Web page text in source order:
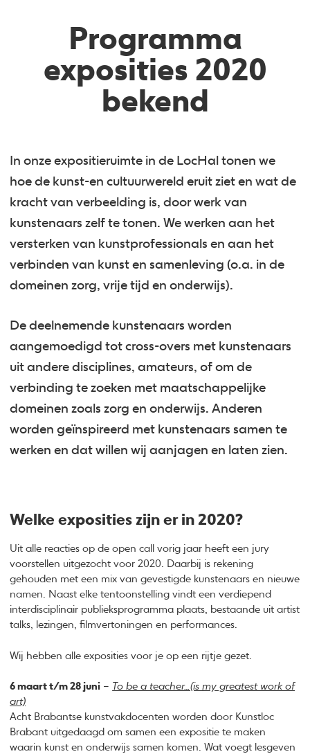
Programma
exposities 2020
bekend
In onze expositieruimte in de LocHal tonen we
hoe de kunst-en cultuurwereld eruit ziet en wat de
kracht van verbeelding is, door werk van
kunstenaars zelf te tonen. We werken aan het
versterken van kunstprofessionals en aan het
verbinden van kunst en samenleving (o.a. in de
domeinen zorg, vrije tijd en onderwijs).
De deelnemende kunstenaars worden
aangemoedigd tot cross-overs met kunstenaars
uit andere disciplines, amateurs, of om de
verbinding te zoeken met maatschappelijke
domeinen zoals zorg en onderwijs. Anderen
worden geïnspireerd met kunstenaars samen te
werken en dat willen wij aanjagen en laten zien.
Welke exposities zijn er in 2020?
Uit alle reacties op de open call vorig jaar heeft een jury
voorstellen uitgezocht voor 2020. Daarbij is rekening
gehouden met een mix van gevestigde kunstenaars en nieuwe
namen. Naast elke tentoonstelling vindt een verdiepend
interdisciplinair publieksprogramma plaats, bestaande uit artist
talks, lezingen, filmvertoningen en performances.
Wij hebben alle exposities voor je op een rijtje gezet.
6 maart t/m 28 juni – To be a teacher…(is my greatest work of
art)
Acht Brabantse kunstvakdocenten worden door Kunstloc
Brabant uitgedaagd om samen een expositie te maken
waarin kunst en onderwijs samen komen. Wat voegt lesgeven